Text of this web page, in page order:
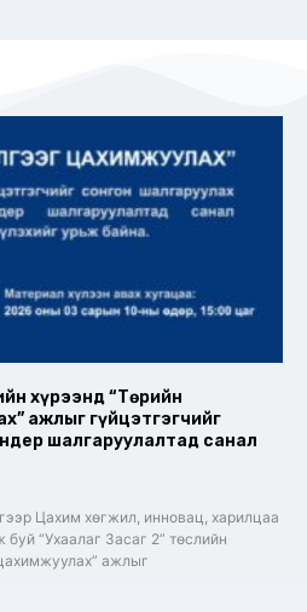
хүрээнд “Төрийн
ажлыг гүйцэтгэгчийг
шалгаруулалтад санал
Цахим хөгжил, инновац, харилцаа
“Ухаалаг Засаг 2” төслийн
ажлыг